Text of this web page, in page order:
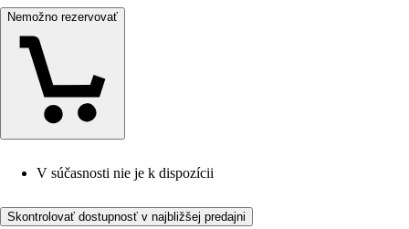
Nemožno rezervovať
V súčasnosti nie je k dispozícii
Skontrolovať dostupnosť v najbližšej predajni